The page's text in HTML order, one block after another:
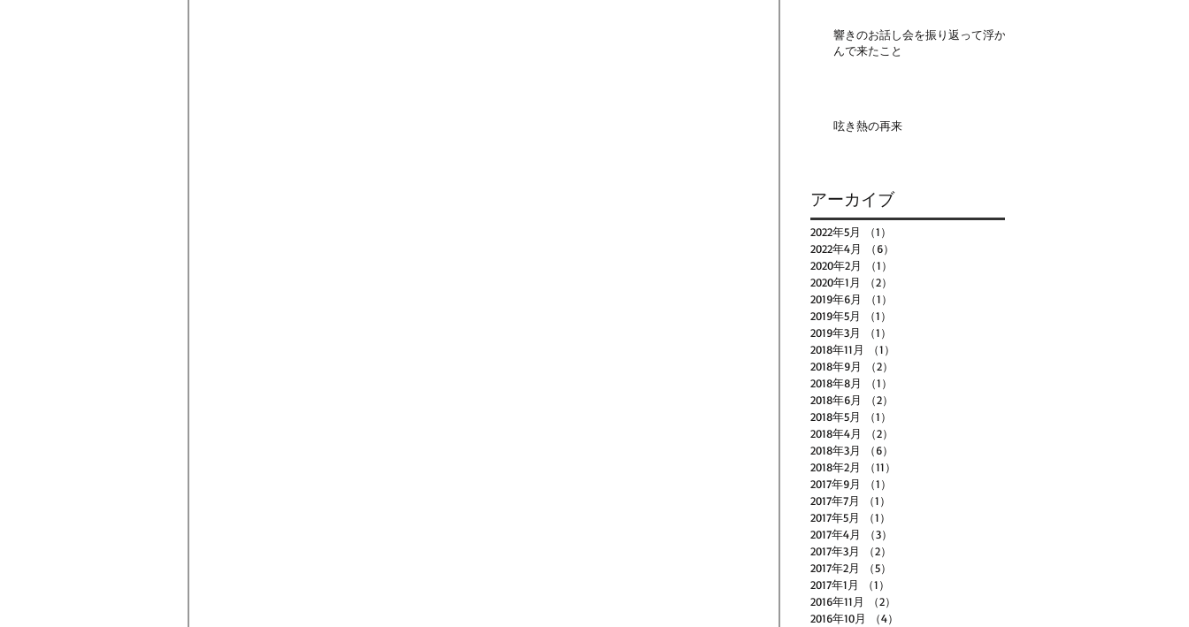
響きのお話し会を振り返って浮か
んで来たこと
呟き熱の再来
アーカイブ
2022年5月 （1）
2022年4月
（6）
2020年2月
（1）
2020年1月
（2）
2019年6月
（1）
2019年5月
（1）
2019年3月
（1）
2018年11月
（1）
2018年9月
（2）
2018年8月
（1）
2018年6月
（2）
2018年5月
（1）
2018年4月
（2）
2018年3月
（6）
2018年2月
（11）
2017年9月
（1）
2017年7月
（1）
2017年5月
（1）
2017年4月
（3）
2017年3月
（2）
2017年2月
（5）
2017年1月
（1）
2016年11月
（2）
2016年10月
（4）